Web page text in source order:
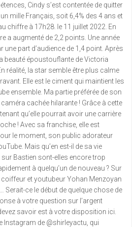
Cindy s’est contentée de quitter
un mille Français, soit 6,4% des 4 ans et
chiffre à 17h28. le 11 juillet 2022. En
a augmenté de 2,2 points. Une année
une part d’audience de 1,4 point. Après
beauté époustouflante de Victoria
réalité, la star semble être plus calme
Elle est le ciment qui maintient les
ensemble. Ma partie préférée de son
cachée hilarante ! Grâce à cette
qu’elle pourrait avoir une carrière
! Avec sa franchise, elle est
le moment, son public adorateur
Mais qu’en est-il de sa vie
Bastien sont-elles encore trop
à quelqu’un de nouveau ? Sur
coiffeur et youtubeur Yohan Menzoyan
ce le début de quelque chose de
à votre question sur l’argent
savoir est à votre disposition ici.
Instagram de @shirleyactu, qui